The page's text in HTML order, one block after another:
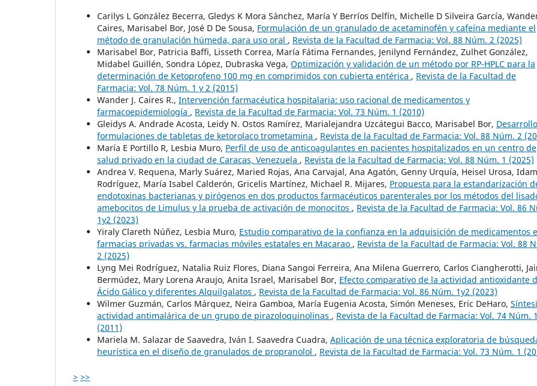
Carilys L González Becerra, Gledys K Mora Sánchez, María Y Berríos Delfín, Michelle D Silveira García,
Caires, Marisabel Bor, José D De Sousa, Formulación de un granulado de acetaminofén y cafeína mediante el
método de granulación húmeda, para uso oral , Revista de la Facultad de Farmacia: Vol. 88 Núm. 2 (2025)
Marisabel Bor, Patricia Baffi, Lisseth Correa, María Fátima Fernandes, Jenilynd Fernández, Zulhet González,
Midabel Guillén, Sondra López, Dubraska Vega, Optimización y validación de un método por RP-HPLC para la
determinación de Ketoprofeno 100 mg en comprimidos con cubierta entérica , Revista de la Facultad de
Farmacia: Vol. 78 Núm. 1 y 2 (2015)
Wander J. Caires R., Intervención farmacéutica hospitalaria: uso racional de medicamentos y
farmacoepidemiología , Revista de la Facultad de Farmacia: Vol. 73 Núm. 1 (2010)
Gleidys A. Andrade Acosta, Leidy N. Ostos Ramírez, Marialejandra Uzcátegui Bacco, Marisabel Bor,
formulaciones de tabletas de ketorolaco trometamina , Revista de la Facultad de Farmacia: Vol. 88 Núm. 2
María E Portillo R, Lesbia Muro, Perfil de uso de anticoagulantes en pacientes hospitalizados en un centro de
salud privado en la ciudad de Caracas, Venezuela , Revista de la Facultad de Farmacia: Vol. 88 Núm. 1 (2025)
Andrea V. Requena, Marly Suárez, Maried Rojas, Ana Carvajal, Ana Agatón, Genny Urquía, Heisel Urosa,
Rodríguez, María Isabel Calderón, Gricelis Martínez, Michael R. Mijares, Propuesta para la estandarización
endotoxinas bacterianas y pirógenos en dos productos farmacéuticos parenterales por los métodos del
amebocitos de Limulus y la prueba de activación de monocitos , Revista de la Facultad de Farmacia: Vol. 86
1y2 (2023)
Yiraly Clareth Núñez, Lesbia Muro, Estudio comparativo de la confianza en la adquisición de medicamentos
farmacias privadas vs. farmacias móviles estatales en Macarao , Revista de la Facultad de Farmacia: Vol. 88
2 (2025)
Lyng Mei Rodríguez, Natalia Ruiz Flores, Diana Sangoi Ferreira, Ana Milena Guerrero, Carlos Ciangherotti,
Bermúdez, Mary Lorena Araujo, Anita Israel, Marisabel Bor, Efecto comparativo de la actividad antioxidante
Ácido Gálico y diferentes Alquilgalatos , Revista de la Facultad de Farmacia: Vol. 86 Núm. 1y2 (2023)
Wilmer Guzmán, Carlos Márquez, Neira Gamboa, María Eugenia Acosta, Simón Meneses, Eric DeHaro,
actividad antimalárica de un grupo de pirazoloquinolinas , Revista de la Facultad de Farmacia: Vol. 74 Núm. 1
(2011)
Mariela M. Salazar de Saavedra, Iván I. Saavedra Cuadra, Aplicación de una técnica exploratoria de
heurística en el diseño de granulados de propranolol , Revista de la Facultad de Farmacia: Vol. 73 Núm. 1
> >>